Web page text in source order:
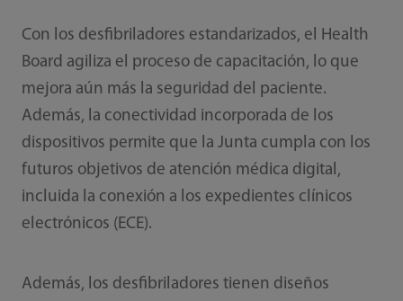
Con los desfibriladores estandarizados, el Health
Board agiliza el proceso de capacitación, lo que
mejora aún más la seguridad del paciente.
Además, la conectividad incorporada de los
dispositivos permite que la Junta cumpla con los
futuros objetivos de atención médica digital,
incluida la conexión a los expedientes clínicos
electrónicos (ECE).
Además, los desfibriladores tienen diseños